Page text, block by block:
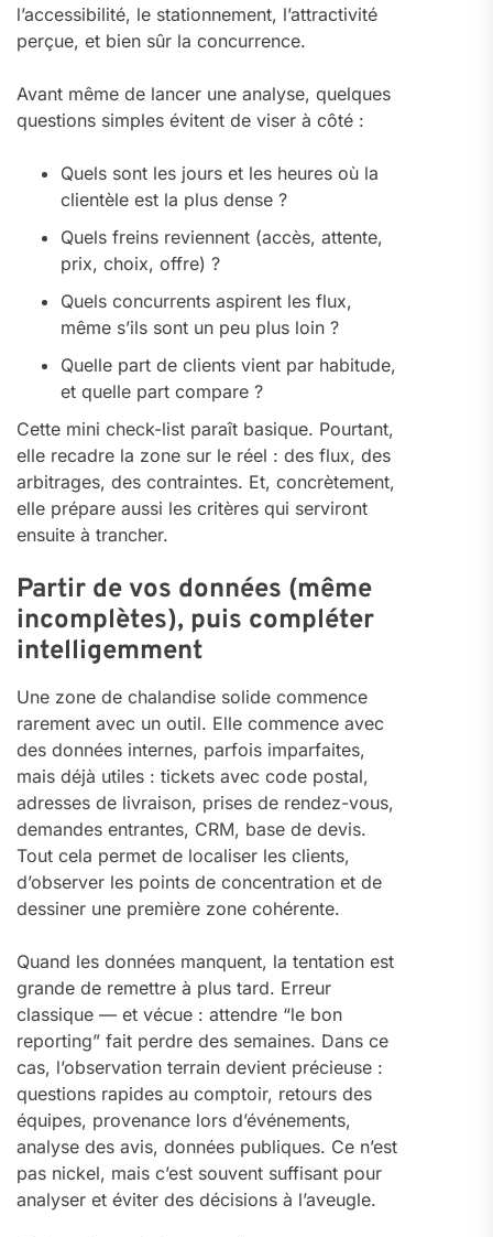
l’accessibilité, le stationnement, l’attractivité
perçue, et bien sûr la concurrence.
Avant même de lancer une analyse, quelques
questions simples évitent de viser à côté :
Quels sont les jours et les heures où la
clientèle est la plus dense ?
Quels freins reviennent (accès, attente,
prix, choix, offre) ?
Quels concurrents aspirent les flux,
même s’ils sont un peu plus loin ?
Quelle part de clients vient par habitude,
et quelle part compare ?
Cette mini check-list paraît basique. Pourtant,
elle recadre la zone sur le réel : des flux, des
arbitrages, des contraintes. Et, concrètement,
elle prépare aussi les critères qui serviront
ensuite à trancher.
Partir de vos données (même
incomplètes), puis compléter
intelligemment
Une zone de chalandise solide commence
rarement avec un outil. Elle commence avec
des données internes, parfois imparfaites,
mais déjà utiles : tickets avec code postal,
adresses de livraison, prises de rendez-vous,
demandes entrantes, CRM, base de devis.
Tout cela permet de localiser les clients,
d’observer les points de concentration et de
dessiner une première zone cohérente.
Quand les données manquent, la tentation est
grande de remettre à plus tard. Erreur
classique — et vécue : attendre “le bon
reporting” fait perdre des semaines. Dans ce
cas, l’observation terrain devient précieuse :
questions rapides au comptoir, retours des
équipes, provenance lors d’événements,
analyse des avis, données publiques. Ce n’est
pas nickel, mais c’est souvent suffisant pour
analyser et éviter des décisions à l’aveugle.